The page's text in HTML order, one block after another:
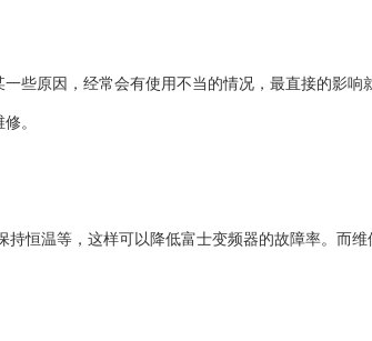
些原因，经常会有使用不当的情况，最直接的影响
。
恒温等，这样可以降低富士变频器的故障率。而维